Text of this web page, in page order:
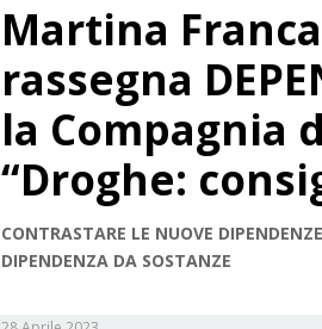
Martina
rassegna
la Compagnia
“Droghe:
CONTRASTARE LE NUOVE
DIPENDENZA DA SOSTANZE